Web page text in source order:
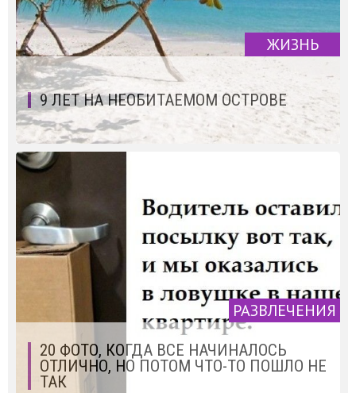
ЖИЗНЬ
9 ЛЕТ НА НЕОБИТАЕМОМ ОСТРОВЕ
РАЗВЛЕЧЕНИЯ
20 ФОТО, КОГДА ВСЕ НАЧИНАЛОСЬ
ОТЛИЧНО, НО ПОТОМ ЧТО-ТО ПОШЛО НЕ
ТАК